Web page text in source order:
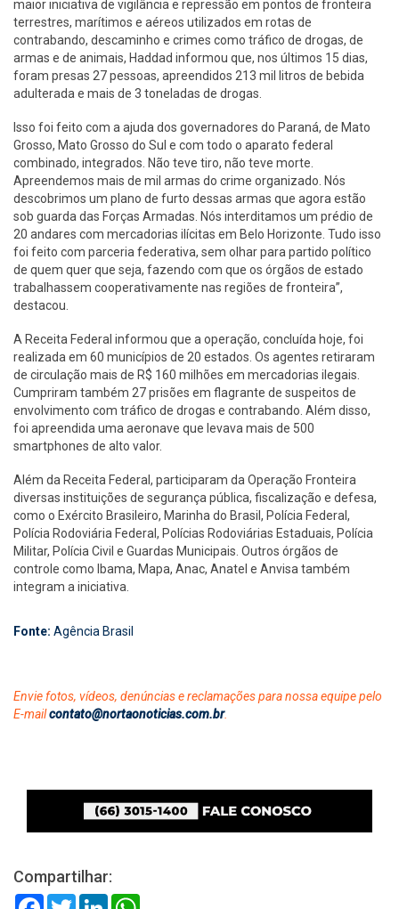
maior iniciativa de vigilância e repressão em pontos de fronteira
terrestres, marítimos e aéreos utilizados em rotas de
contrabando, descaminho e crimes como tráfico de drogas, de
armas e de animais, Haddad informou que, nos últimos 15 dias,
foram presas 27 pessoas, apreendidos 213 mil litros de bebida
adulterada e mais de 3 toneladas de drogas.
Isso foi feito com a ajuda dos governadores do Paraná, de Mato
Grosso, Mato Grosso do Sul e com todo o aparato federal
combinado, integrados. Não teve tiro, não teve morte.
Apreendemos mais de mil armas do crime organizado. Nós
descobrimos um plano de furto dessas armas que agora estão
sob guarda das Forças Armadas. Nós interditamos um prédio de
20 andares com mercadorias ilícitas em Belo Horizonte. Tudo isso
foi feito com parceria federativa, sem olhar para partido político
de quem quer que seja, fazendo com que os órgãos de estado
trabalhassem cooperativamente nas regiões de fronteira”,
destacou.
A Receita Federal informou que a operação, concluída hoje, foi
realizada em 60 municípios de 20 estados. Os agentes retiraram
de circulação mais de R$ 160 milhões em mercadorias ilegais.
Cumpriram também 27 prisões em flagrante de suspeitos de
envolvimento com tráfico de drogas e contrabando. Além disso,
foi apreendida uma aeronave que levava mais de 500
smartphones de alto valor.
Além da Receita Federal, participaram da Operação Fronteira
diversas instituições de segurança pública, fiscalização e defesa,
como o Exército Brasileiro, Marinha do Brasil, Polícia Federal,
Polícia Rodoviária Federal, Polícias Rodoviárias Estaduais, Polícia
Militar, Polícia Civil e Guardas Municipais. Outros órgãos de
controle como Ibama, Mapa, Anac, Anatel e Anvisa também
integram a iniciativa.
Fonte: Agência Brasil
Envie fotos, vídeos, denúncias e reclamações para nossa equipe pelo
E-mailcontato@nortaonoticias.com.br.
Compartilhar:
FacebookTwitterLinkedIn